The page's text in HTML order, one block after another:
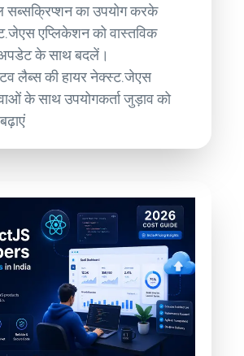
सब्सक्रिप्शन का उपयोग करके
एप्लिकेशन को वास्तविक
के साथ बदलें।
लैब्स की हायर नेक्स्ट.जेएस
के साथ उपयोगकर्ता जुड़ाव को